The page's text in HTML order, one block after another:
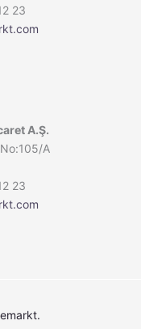
23
A.Ş.
A
23